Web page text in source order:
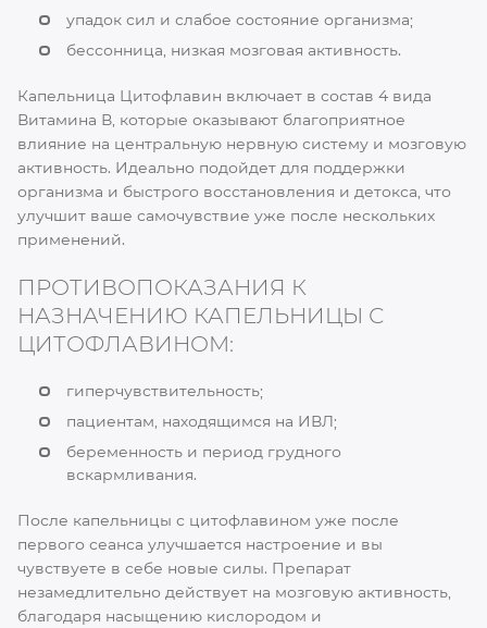
упадок сил и слабое состояние организма;
бессонница, низкая мозговая активность.
Капельница Цитофлавин включает в состав 4 вида
Витамина В, которые оказывают благоприятное
влияние на центральную нервную систему и мозговую
активность. Идеально подойдет для поддержки
организма и быстрого восстановления и детокса, что
улучшит ваше самочувствие уже после нескольких
применений.
ПРОТИВОПОКАЗАНИЯ К
НАЗНАЧЕНИЮ КАПЕЛЬНИЦЫ С
ЦИТОФЛАВИНОМ:
гиперчувствительность;
пациентам, находящимся на ИВЛ;
беременность и период грудного
вскармливания.
После капельницы с цитофлавином уже после
первого сеанса улучшается настроение и вы
чувствуете в себе новые силы. Препарат
незамедлительно действует на мозговую активность,
благодаря насыщению кислородом и